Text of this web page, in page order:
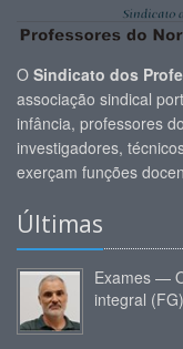
O Sindicato dos
associação sindical
infância, professores
investigadores,
exerçam funções
Últimas
Exames —
integral (FG)